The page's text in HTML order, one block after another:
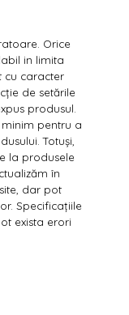
Orice
in limita
cu caracter
de setările
produsul.
pentru a
Totuși,
la produsele
în
dar pot
Specificațiile
exista erori